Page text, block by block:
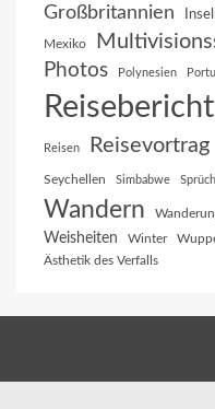
Großbritannien
Mexiko
Photos Polynesien
Reisebericht
Reisen Reisevortrag
Seychellen Simbabwe
Wandern
Weisheiten Winter
Ästhetik des Verfalls